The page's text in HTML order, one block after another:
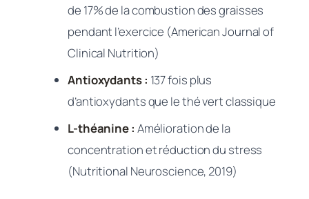
de 17% de la combustion des graisses
pendant l’exercice (American Journal of
Clinical Nutrition)
Antioxydants : 137 fois plus
d’antioxydants que le thé vert classique
L-théanine : Amélioration de la
concentration et réduction du stress
(Nutritional Neuroscience, 2019)